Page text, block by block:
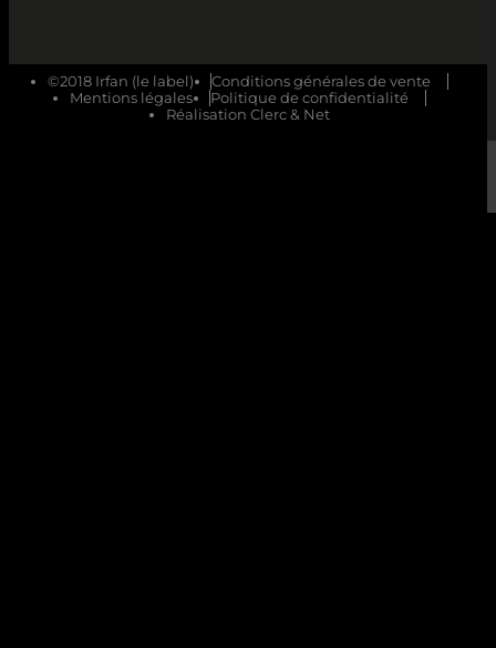
©2018 Irfan (le label)
Conditions générales de vente
Mentions légales
Politique de confidentialité
Réalisation Clerc & Net